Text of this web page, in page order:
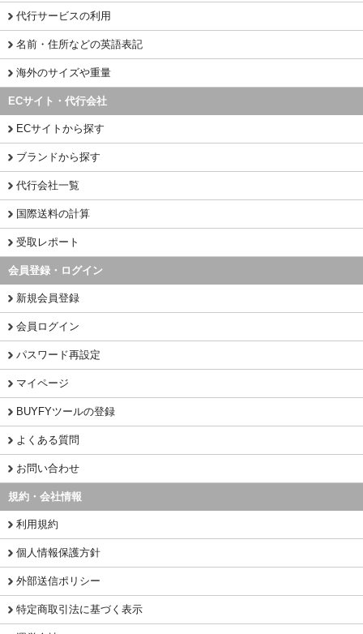
代行サービスの利用
名前・住所などの英語表記
海外のサイズや重量
ECサイト・代行会社
ECサイトから探す
ブランドから探す
代行会社一覧
国際送料の計算
受取レポート
会員登録・ログイン
新規会員登録
会員ログイン
パスワード再設定
マイページ
BUYFYツールの登録
よくある質問
お問い合わせ
規約・会社情報
利用規約
個人情報保護方針
外部送信ポリシー
特定商取引法に基づく表示